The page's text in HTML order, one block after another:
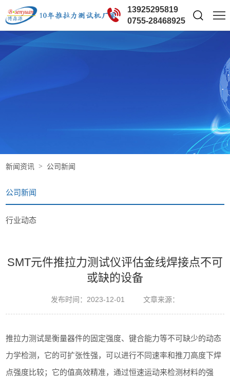
13925295819
0755-28468925
新闻资讯 公司新闻
公司新闻
行业动态
SMT元件推拉力测试仪评估金线焊接点不可
或缺的设备
发布时间：2023-12-01 文章来源：
推拉力测试是衡量器件的固定强度、键合能力等不可缺少的动态
力学检测，它的可扩张性强，可以进行不同速率和推刀高度下焊
点强度比较；它的值高效精准，通过恒速运动来检测材料的强